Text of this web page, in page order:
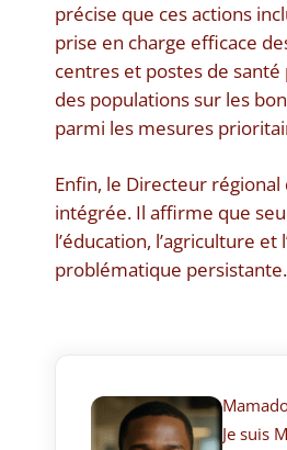
précise que ces actions
prise en charge efficace
centres et postes de
des populations sur les
parmi les mesures
Enfin, le Directeur
intégrée. Il affirme que
l’éducation, l’agriculture
problématique persistante.
Je suis